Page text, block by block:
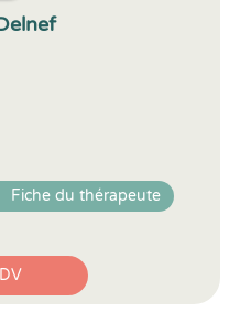
Fiche du thérapeute